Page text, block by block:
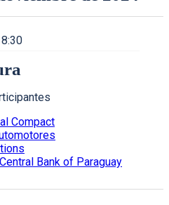
8:30
Compact
Bank of Paraguay